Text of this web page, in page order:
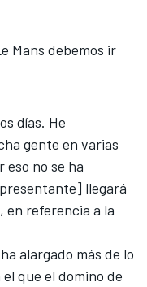
Mans debemos ir
días. He
gente en varias
eso no se ha
llegará
en referencia a la
alargado más de lo
que el domino de